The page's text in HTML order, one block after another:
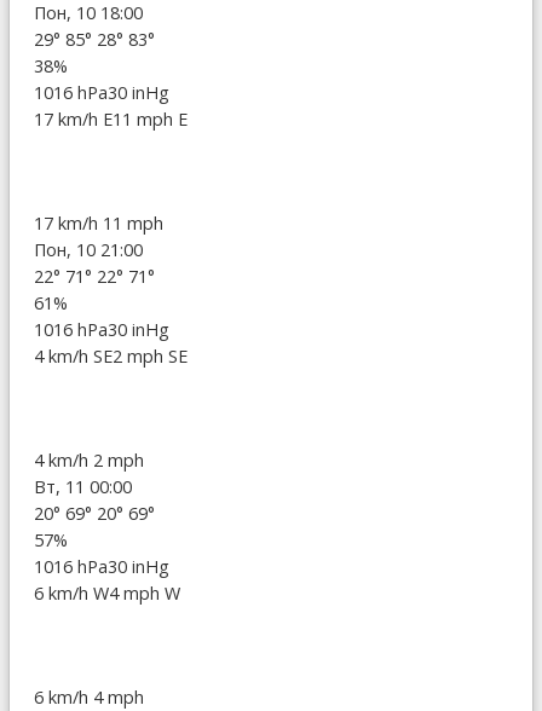
Пон, 10 18:00
29° 85° 28° 83°
38%
1016 hPa30 inHg
17 km/h E11 mph E
17 km/h 11 mph
Пон, 10 21:00
22° 71° 22° 71°
61%
1016 hPa30 inHg
4 km/h SE2 mph SE
4 km/h 2 mph
Вт, 11 00:00
20° 69° 20° 69°
57%
1016 hPa30 inHg
6 km/h W4 mph W
6 km/h 4 mph